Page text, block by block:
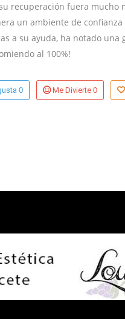
recuperación fuera mucho
un ambiente de
a su ayuda, ha notado
al 100%!
0 Me Divierte 0